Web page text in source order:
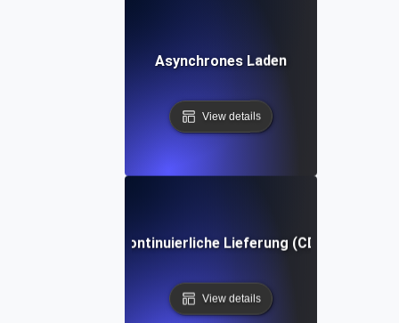
Asynchrones Laden
View details
Kontinuierliche Lieferung (CD)
View details